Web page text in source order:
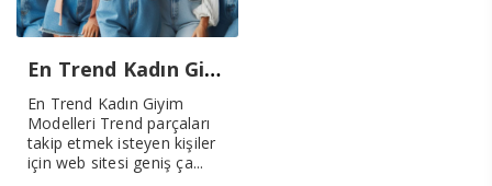
En Trend Kadın Giyim Modelleri
En Trend Kadın Giyim
Modelleri Trend parçaları
takip etmek isteyen kişiler
için web sitesi geniş ça...